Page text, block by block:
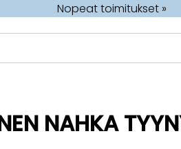
Nopeat toimitukset »
NAHKA